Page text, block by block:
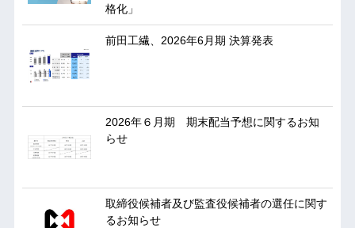
格化」
前田工繊、2026年6月期 決算発表
2026年６月期 期末配当予想に関するお知
らせ
取締役候補者及び監査役候補者の選任に関す
るお知らせ